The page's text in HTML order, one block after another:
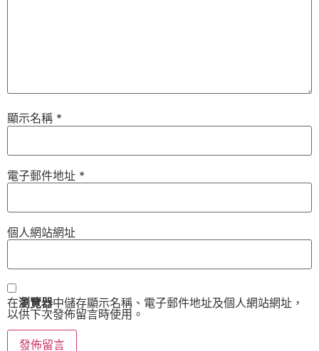
顯示名稱 *
電子郵件地址 *
個人網站網址
在瀏覽器中儲存顯示名稱、電子郵件地址及個人網站網址，
以供下次發佈留言時使用。